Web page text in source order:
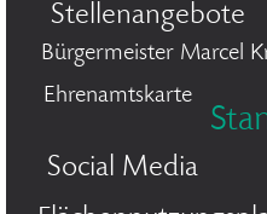
Stellenangebote
Bürgermeister Marcel
Ehrenamtskarte
Social Media